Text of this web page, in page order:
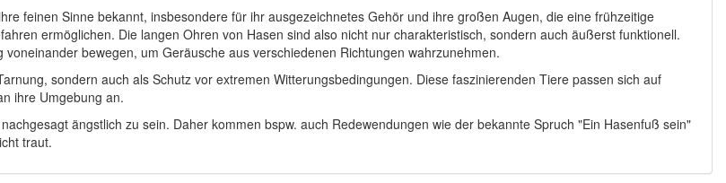
feinen Sinne bekannt, insbesondere für ihr ausgezeichnetes Gehör und ihre großen Augen, die eine frühzeitige
ermöglichen. Die langen Ohren von Hasen sind also nicht nur charakteristisch, sondern auch äußerst funktionell.
voneinander bewegen, um Geräusche aus verschiedenen Richtungen wahrzunehmen.
sondern auch als Schutz vor extremen Witterungsbedingungen. Diese faszinierenden Tiere passen sich auf
ihre Umgebung an.
ängstlich zu sein. Daher kommen bspw. auch Redewendungen wie der bekannte Spruch "Ein Hasenfuß sein"
traut.